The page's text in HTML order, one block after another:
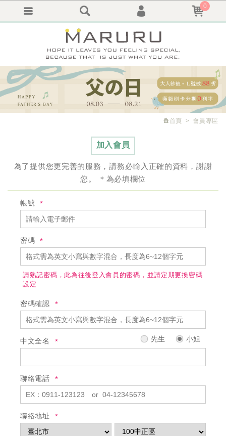
首頁 會員專區
加入會員
為了提供您更完善的服務，請務必輸入正確的資料，謝謝
您。
＊ 為必填欄位
帳號
密碼
請熟記密碼，此為往後登入會員的密碼，並請定期更換密碼
設定
密碼確認
中文全名 先生 小姐
聯絡電話
聯絡地址
0
會員登入
會員註冊
忘記密碼
訂單查詢
追蹤清單
繁體中文